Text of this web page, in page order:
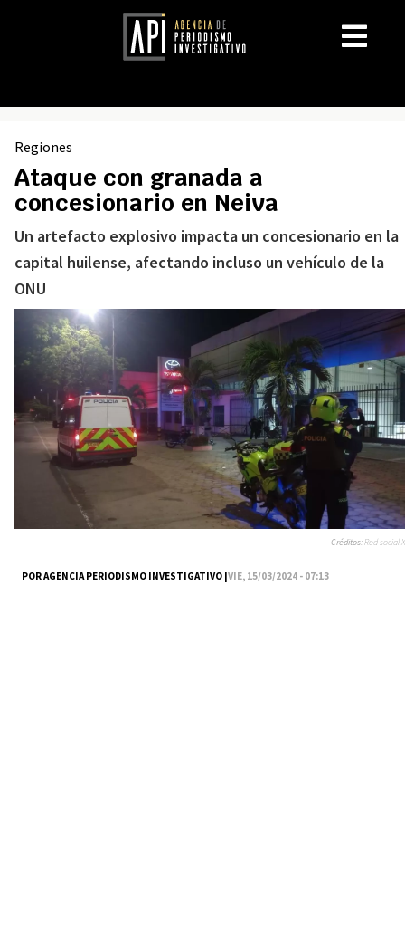
Regiones
Ataque con granada a
concesionario en Neiva
Un artefacto explosivo impacta un concesionario en la
capital huilense, afectando incluso un vehículo de la
ONU
POR AGENCIA PERIODISMO INVESTIGATIVO |VIE, 15/03/2024 - 07:13
Créditos:Red social X